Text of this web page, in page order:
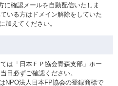
に確認メールを自動配信いたしま
いる方はドメイン解除をしていた
加えてください。
は「日本ＦＰ協会青森支部」ホー
日必ずご確認ください。
NPO法人日本FP協会の登録商標で